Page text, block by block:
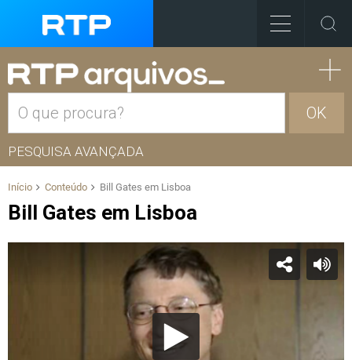
OK
PESQUISA AVANÇADA
Início Conteúdo Bill Gates em Lisboa
Bill Gates em Lisboa